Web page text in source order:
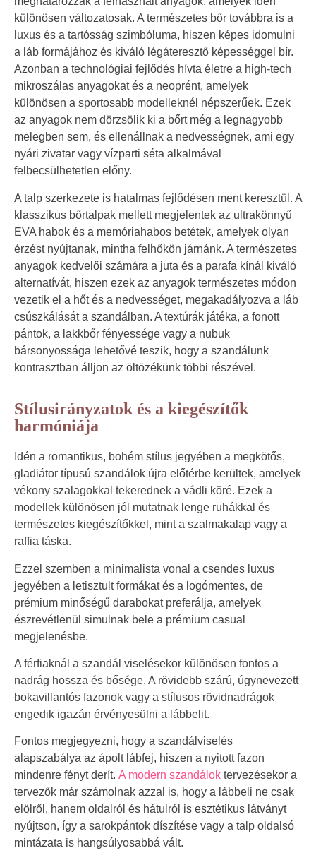
különösen változatosak. A természetes bőr továbbra is a
luxus és a tartósság szimbóluma, hiszen képes idomulni
a láb formájához és kiváló légáteresztő képességgel bír.
Azonban a technológiai fejlődés hívta életre a high-tech
mikroszálas anyagokat és a neoprént, amelyek
különösen a sportosabb modelleknél népszerűek. Ezek
az anyagok nem dörzsölik ki a bőrt még a legnagyobb
melegben sem, és ellenállnak a nedvességnek, ami egy
nyári zivatar vagy vízparti séta alkalmával
felbecsülhetetlen előny.
A talp szerkezete is hatalmas fejlődésen ment keresztül. A
klasszikus bőrtalpak mellett megjelentek az ultrakönnyű
EVA habok és a memóriahabos betétek, amelyek olyan
érzést nyújtanak, mintha felhőkön járnánk. A természetes
anyagok kedvelői számára a juta és a parafa kínál kiváló
alternatívát, hiszen ezek az anyagok természetes módon
vezetik el a hőt és a nedvességet, megakadályozva a láb
csúszkálását a szandálban. A textúrák játéka, a fonott
pántok, a lakkbőr fényessége vagy a nubuk
bársonyossága lehetővé teszik, hogy a szandálunk
kontrasztban álljon az öltözékünk többi részével.
Stílusirányzatok és a kiegészítők
harmóniája
Idén a romantikus, bohém stílus jegyében a megkötős,
gladiátor típusú szandálok újra előtérbe kerültek, amelyek
vékony szalagokkal tekerednek a vádli köré. Ezek a
modellek különösen jól mutatnak lenge ruhákkal és
természetes kiegészítőkkel, mint a szalmakalap vagy a
raffia táska.
Ezzel szemben a minimalista vonal a csendes luxus
jegyében a letisztult formákat és a logómentes, de
prémium minőségű darabokat preferálja, amelyek
észrevétlenül simulnak bele a prémium casual
megjelenésbe.
A férfiaknál a szandál viselésekor különösen fontos a
nadrág hossza és bősége. A rövidebb szárú, úgynevezett
bokavillantós fazonok vagy a stílusos rövidnadrágok
engedik igazán érvényesülni a lábbelit.
Fontos megjegyezni, hogy a szandálviselés
alapszabálya az ápolt lábfej, hiszen a nyitott fazon
mindenre fényt derít. A modern szandálok tervezésekor a
tervezők már számolnak azzal is, hogy a lábbeli ne csak
elölről, hanem oldalról és hátulról is esztétikus látványt
nyújtson, így a sarokpántok díszítése vagy a talp oldalsó
mintázata is hangsúlyosabbá vált.